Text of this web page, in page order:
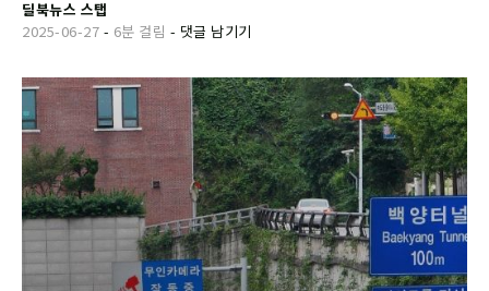
딜북뉴스 스탭
2025-06-27 - 6분 걸림 - 댓글 남기기